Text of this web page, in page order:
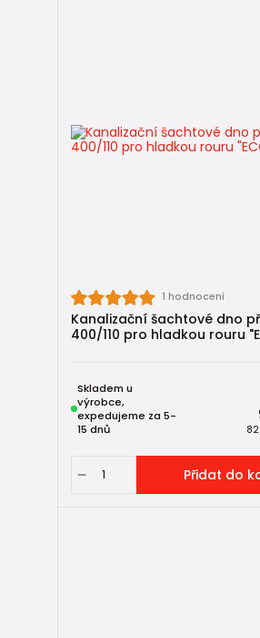
1 hodnocení
Kanalizační šachtové dno
400/110 pro hladkou rouru
Skladem u
výrobce,
expedujeme za 5-
15 dnů
Přidat do